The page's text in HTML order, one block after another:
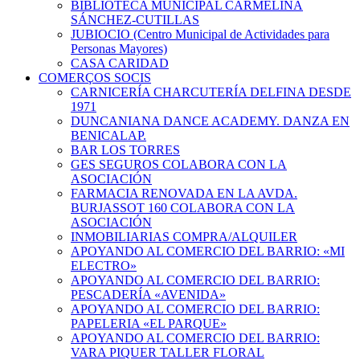
BIBLIOTECA MUNICIPAL CARMELINA
SÁNCHEZ-CUTILLAS
JUBIOCIO (Centro Municipal de Actividades para
Personas Mayores)
CASA CARIDAD
COMERÇOS SOCIS
CARNICERÍA CHARCUTERÍA DELFINA DESDE
1971
DUNCANIANA DANCE ACADEMY. DANZA EN
BENICALAP.
BAR LOS TORRES
GES SEGUROS COLABORA CON LA
ASOCIACIÓN
FARMACIA RENOVADA EN LA AVDA.
BURJASSOT 160 COLABORA CON LA
ASOCIACIÓN
INMOBILIARIAS COMPRA/ALQUILER
APOYANDO AL COMERCIO DEL BARRIO: «MI
ELECTRO»
APOYANDO AL COMERCIO DEL BARRIO:
PESCADERÍA «AVENIDA»
APOYANDO AL COMERCIO DEL BARRIO:
PAPELERIA «EL PARQUE»
APOYANDO AL COMERCIO DEL BARRIO:
VARA PIQUER TALLER FLORAL